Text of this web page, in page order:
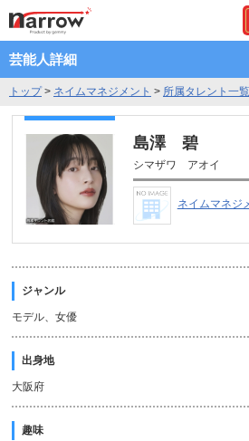
芸能人詳細
トップ> ネイムマネジメント > 所属タレント一覧
島澤 碧
シマザワ アオイ
ネイムマネジ
ジャンル
モデル、女優
出身地
大阪府
趣味